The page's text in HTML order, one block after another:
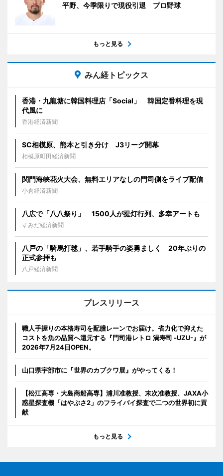
平野、今季限りで現役引退 プロ野球
もっと見る
みん経トピックス
香港・九龍塘に韓国料理店「Social」 韓国定番料理を現
代風に
香港経済新聞
SC相模原、熊本と引き分け J3リーグ開幕
相模原町田経済新聞
関門海峡花火大会、無料エリアなしの門司側をライブ配信
小倉経済新聞
八広で「八八祭り」 1500人が提灯行列、多幸アートも
すみだ経済新聞
八戸の「騎馬打毬」、若手騎手の姿勇ましく 20年ぶりの
正式参拝も
八戸経済新聞
プレスリリース
職人手握りの本格寿司を配膳レーンでお届け。省力化で抑えた
コストを魚の品質へ還元する『門司港レトロ 渦寿司 -UZU-』が
2026年7月24日OPEN。
山口県宇部市に『世界のカブクワ展』がやってくる！
【松江高専・大島商船高専】浦川准教授、末次准教授、JAXA小
惑星探査機「はやぶさ2」のフライバイ探査で二つの世界初に貢
献
もっと見る